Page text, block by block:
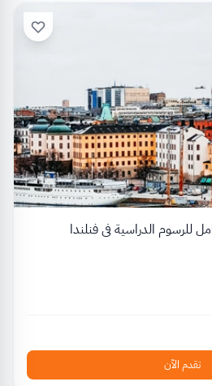
للرسوم الدراسية في فنلندا
تقدم الآن